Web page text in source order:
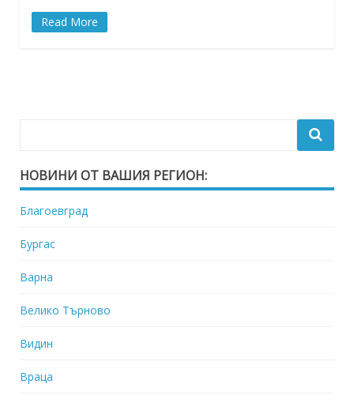
Read More
НОВИНИ ОТ ВАШИЯ РЕГИОН:
Благоевград
Бургас
Варна
Велико Търново
Видин
Враца